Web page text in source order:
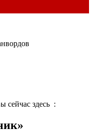
сейчас здесь :